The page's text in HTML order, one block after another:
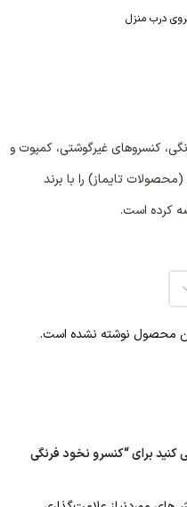
درب منزل
کنسروهای غیرگوشتی، کمپوت و
تایماز) را با برند
کرده است.
محصول نوشته نشده است.
کنید برای “کنسرو نخود فرنگی